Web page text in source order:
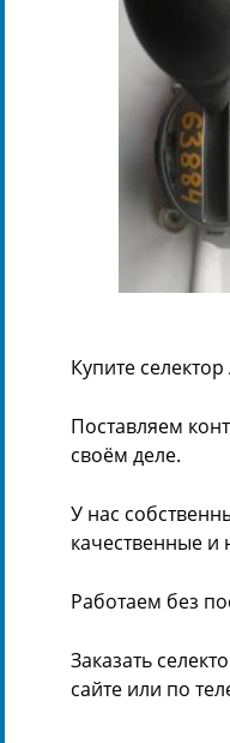
Купите
Поставляем
своём деле.
У нас
качественные и
Работаем без
Заказать
сайте или по